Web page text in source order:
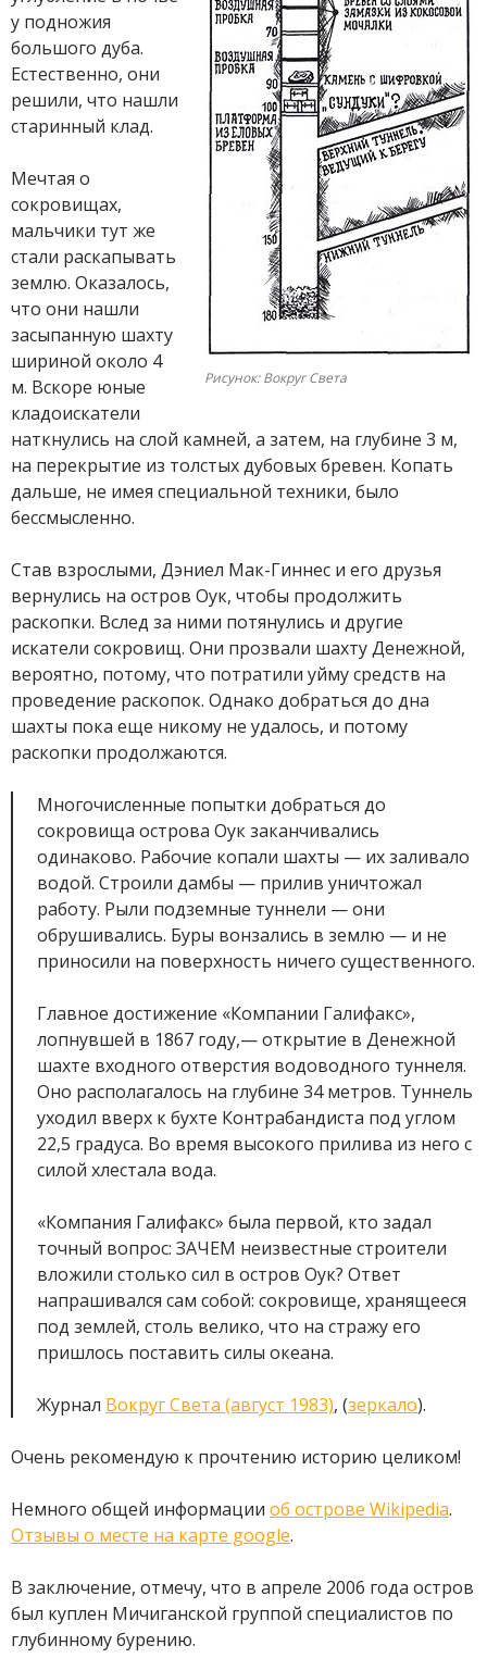
Рисунок: Вокруг Света
у подножия
большого дуба.
Естественно, они
решили, что нашли
старинный клад.
Мечтая о
сокровищах,
мальчики тут же
стали раскапывать
землю. Оказалось,
что они нашли
засыпанную шахту
шириной около 4
м. Вскоре юные
кладоискатели
наткнулись на слой камней, а затем, на глубине 3 м,
на перекрытие из толстых дубовых бревен. Копать
дальше, не имея специальной техники, было
бессмысленно.
Став взрослыми, Дэниел Мак-Гиннес и его друзья
вернулись на остров Оук, чтобы продолжить
раскопки. Вслед за ними потянулись и другие
искатели сокровищ. Они прозвали шахту Денежной,
вероятно, потому, что потратили уйму средств на
проведение раскопок. Однако добраться до дна
шахты пока еще никому не удалось, и потому
раскопки продолжаются.
Многочисленные попытки добраться до
сокровища острова Оук заканчивались
одинаково. Рабочие копали шахты — их заливало
водой. Строили дамбы — прилив уничтожал
работу. Рыли подземные туннели — они
обрушивались. Буры вонзались в землю — и не
приносили на поверхность ничего существенного.
Главное достижение «Компании Галифакс»,
лопнувшей в 1867 году,— открытие в Денежной
шахте входного отверстия водоводного туннеля.
Оно располагалось на глубине 34 метров. Туннель
уходил вверх к бухте Контрабандиста под углом
22,5 градуса. Во время высокого прилива из него с
силой хлестала вода.
«Компания Галифакс» была первой, кто задал
точный вопрос: ЗАЧЕМ неизвестные строители
вложили столько сил в остров Оук? Ответ
напрашивался сам собой: сокровище, хранящееся
под землей, столь велико, что на стражу его
пришлось поставить силы океана.
Журнал Вокруг Света (август 1983), (зеркало).
Очень рекомендую к прочтению историю целиком!
Немного общей информации об острове Wikipedia.
Отзывы о месте на карте google.
В заключение, отмечу, что в апреле 2006 года остров
был куплен Мичиганской группой специалистов по
глубинному бурению.